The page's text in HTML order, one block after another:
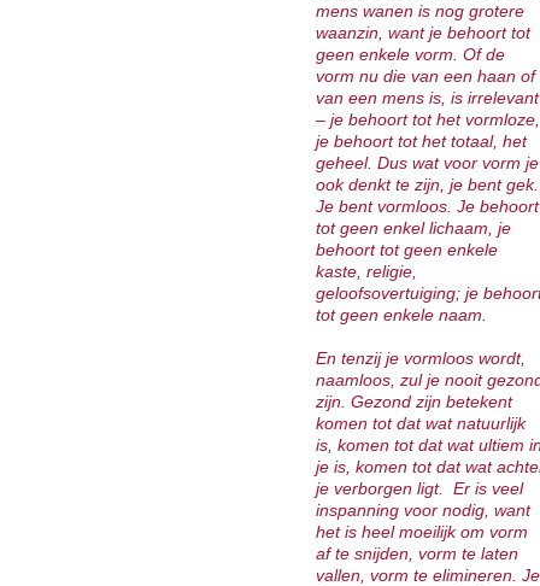
mens wanen is nog grotere
waanzin, want je behoort tot
geen enkele vorm. Of de
vorm nu die van een haan of
van een mens is, is irrelevant
– je behoort tot het vormloze,
je behoort tot het totaal, het
geheel. Dus wat voor vorm je
ook denkt te zijn, je bent
Je bent vormloos. Je behoort
tot geen enkel lichaam, je
behoort tot geen enkele
kaste, religie,
geloofsovertuiging; je
tot geen enkele naam.
En tenzij je vormloos wordt,
naamloos, zul je nooit
zijn. Gezond zijn betekent
komen tot dat wat natuurlijk
is, komen tot dat wat ultiem
je is, komen tot dat wat
je verborgen ligt. Er is veel
inspanning voor nodig, want
het is heel moeilijk om vorm
af te snijden, vorm te laten
vallen, vorm te elimineren. Je